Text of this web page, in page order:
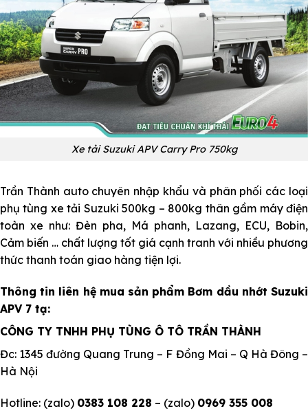
Xe tải Suzuki APV Carry Pro 750kg
Trần Thành auto chuyên nhập khẩu và phân phối các loại
phụ tùng xe tải Suzuki 500kg – 800kg thân gầm máy điện
toàn xe như: Đèn pha, Má phanh, Lazang, ECU, Bobin,
Cảm biến … chất lượng tốt giá cạnh tranh với nhiều phương
thức thanh toán giao hàng tiện lợi.
Thông tin liên hệ mua sản phẩm Bơm dầu nhớt Suzuki
APV 7 tạ:
CÔNG TY TNHH PHỤ TÙNG Ô TÔ TRẦN THÀNH
Đc: 1345 đường Quang Trung – F Đồng Mai – Q Hà Đông –
Hà Nội
Hotline: (zalo) 0383 108 228 – (zalo) 0969 355 008